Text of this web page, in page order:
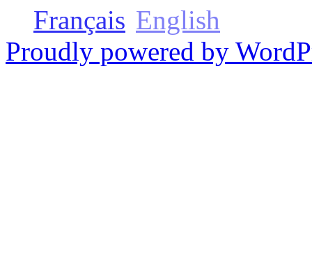
Français English
Proudly powered by